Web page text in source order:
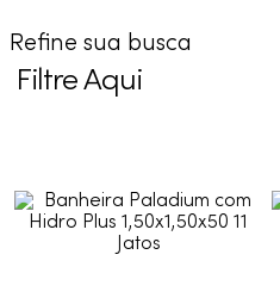
Refine sua busca
Filtre Aqui
6º
atlas
7º
red gold
10º grafite escovado